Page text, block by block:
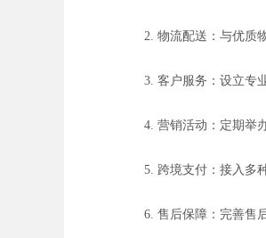
2. 物流配送：与优质
3. 客户服务：设立专
4. 营销活动：定期举
5. 跨境支付：接入多
6. 售后保障：完善售